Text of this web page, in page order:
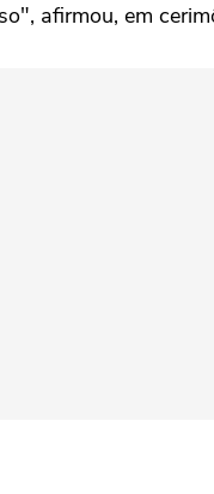
afirmou, em